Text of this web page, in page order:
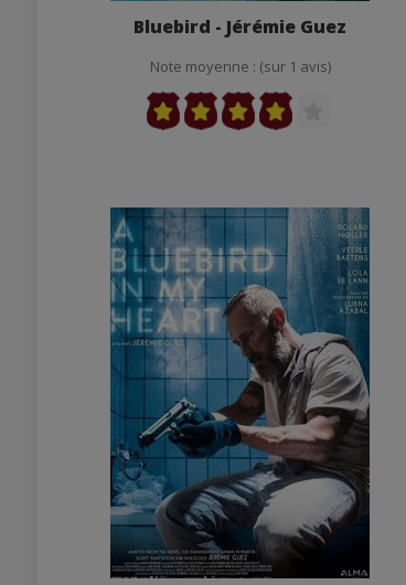
Bluebird - Jérémie Guez
Note moyenne : (sur 1 avis)